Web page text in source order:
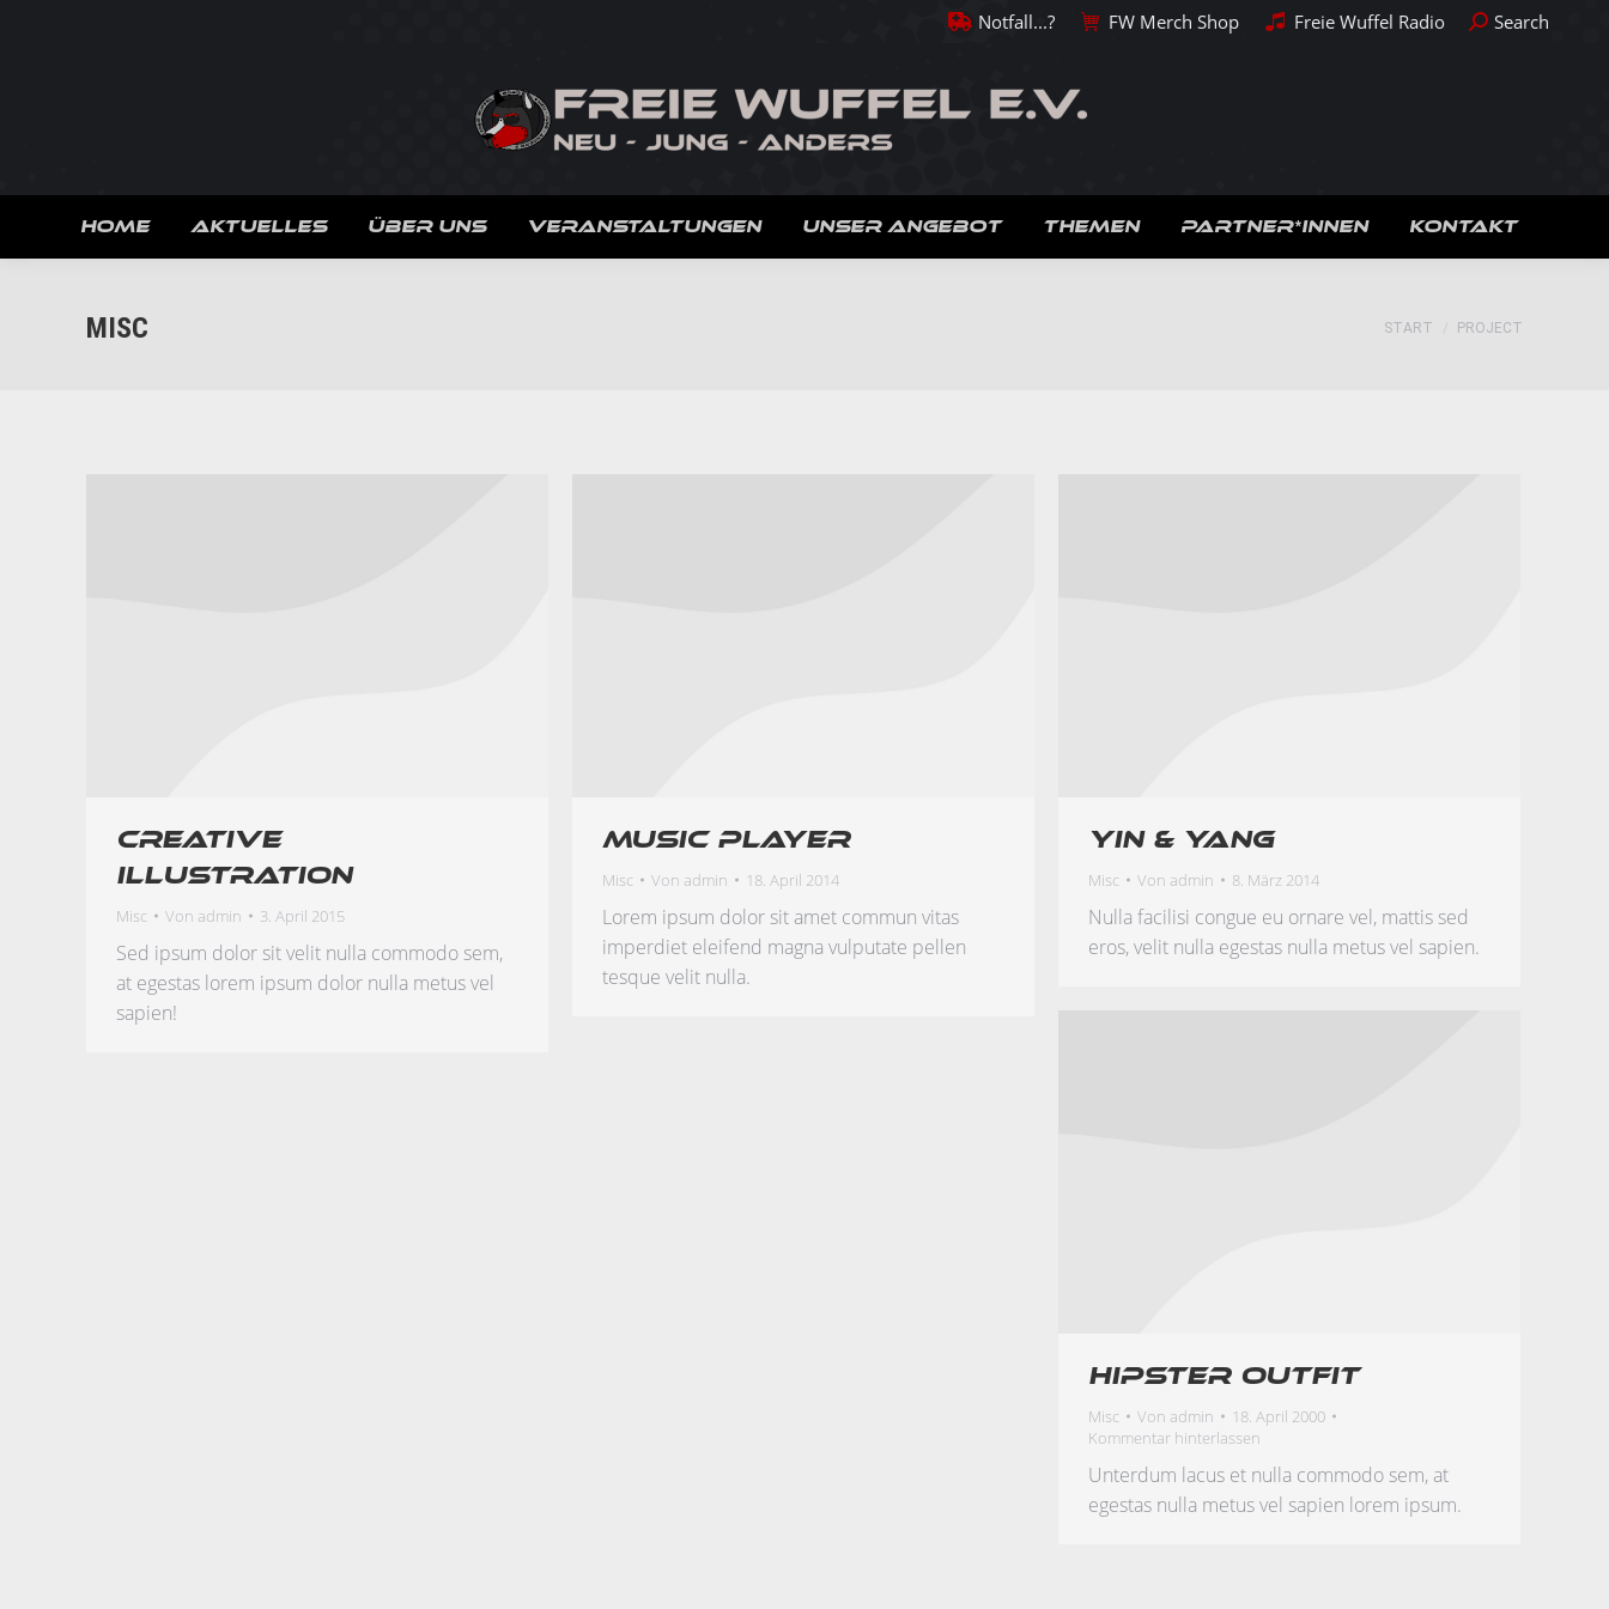
Notfall...? FW Merch Shop Freie Wuffel Radio Search:
Search
HOME AKTUELLES ÜBER UNS VERANSTALTUNGEN UNSER ANGEBOT THEMEN PARTNER*INNEN KONTAKT
MISC Sie befinden sich hier:
START PROJECT
Creative
illustration
Misc Von admin 3. April 2015
Sed ipsum dolor sit velit nulla commodo sem,
at egestas lorem ipsum dolor nulla metus vel
sapien!
Music player
Misc Von admin 18. April 2014
Lorem ipsum dolor sit amet commun vitas
imperdiet eleifend magna vulputate pellen
tesque velit nulla.
Yin & Yang
Misc Von admin 8. März 2014
Nulla facilisi congue eu ornare vel, mattis sed
eros, velit nulla egestas nulla metus vel sapien.
Hipster outfit
Misc Von admin
18. April 2000
Kommentar hinterlassen
Unterdum lacus et nulla commodo sem, at
egestas nulla metus vel sapien lorem ipsum.